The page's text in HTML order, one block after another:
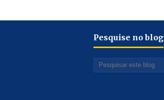
Pesquise no blog